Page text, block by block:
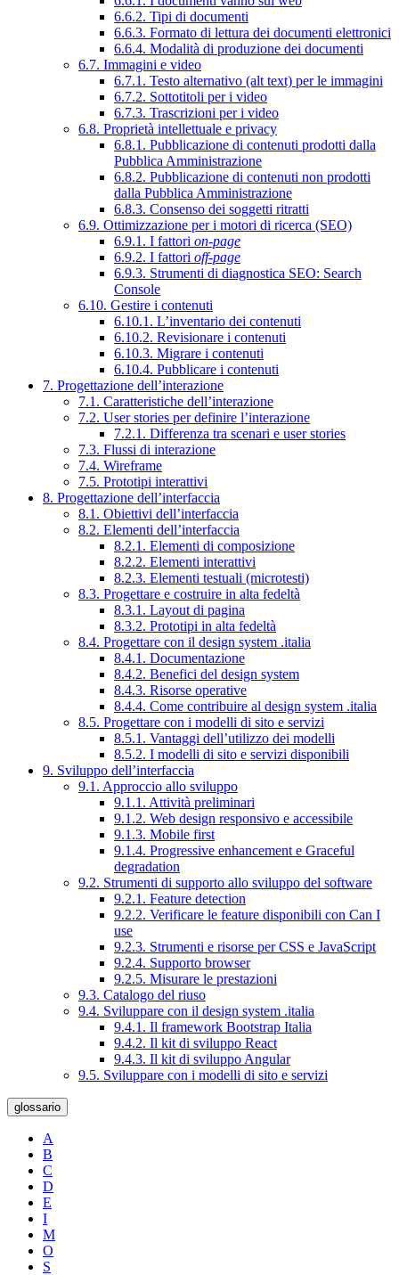
6.6.2. Tipi di documenti
6.6.3. Formato di lettura dei documenti elettronici
6.6.4. Modalità di produzione dei documenti
6.7. Immagini e video
6.7.1. Testo alternativo (alt text) per le immagini
6.7.2. Sottotitoli per i video
6.7.3. Trascrizioni per i video
6.8. Proprietà intellettuale e privacy
6.8.1. Pubblicazione di contenuti prodotti dalla
Pubblica Amministrazione
6.8.2. Pubblicazione di contenuti non prodotti
dalla Pubblica Amministrazione
6.8.3. Consenso dei soggetti ritratti
6.9. Ottimizzazione per i motori di ricerca (SEO)
6.9.1. I fattori on-page
6.9.2. I fattori off-page
6.9.3. Strumenti di diagnostica SEO: Search
Console
6.10. Gestire i contenuti
6.10.1. L’inventario dei contenuti
6.10.2. Revisionare i contenuti
6.10.3. Migrare i contenuti
6.10.4. Pubblicare i contenuti
7. Progettazione dell’interazione
7.1. Caratteristiche dell’interazione
7.2. User stories per definire l’interazione
7.2.1. Differenza tra scenari e user stories
7.3. Flussi di interazione
7.4. Wireframe
7.5. Prototipi interattivi
8. Progettazione dell’interfaccia
8.1. Obiettivi dell’interfaccia
8.2. Elementi dell’interfaccia
8.2.1. Elementi di composizione
8.2.2. Elementi interattivi
8.2.3. Elementi testuali (microtesti)
8.3. Progettare e costruire in alta fedeltà
8.3.1. Layout di pagina
8.3.2. Prototipi in alta fedeltà
8.4. Progettare con il design system .italia
8.4.1. Documentazione
8.4.2. Benefici del design system
8.4.3. Risorse operative
8.4.4. Come contribuire al design system .italia
8.5. Progettare con i modelli di sito e servizi
8.5.1. Vantaggi dell’utilizzo dei modelli
8.5.2. I modelli di sito e servizi disponibili
9. Sviluppo dell’interfaccia
9.1. Approccio allo sviluppo
9.1.1. Attività preliminari
9.1.2. Web design responsivo e accessibile
9.1.3. Mobile first
9.1.4. Progressive enhancement e Graceful
degradation
9.2. Strumenti di supporto allo sviluppo del software
9.2.1. Feature detection
9.2.2. Verificare le feature disponibili con Can I
use
9.2.3. Strumenti e risorse per CSS e JavaScript
9.2.4. Supporto browser
9.2.5. Misurare le prestazioni
9.3. Catalogo del riuso
9.4. Sviluppare con il design system .italia
9.4.1. Il framework Bootstrap Italia
9.4.2. Il kit di sviluppo React
9.4.3. Il kit di sviluppo Angular
9.5. Sviluppare con i modelli di sito e servizi
glossario
A
B
C
D
E
I
M
O
S